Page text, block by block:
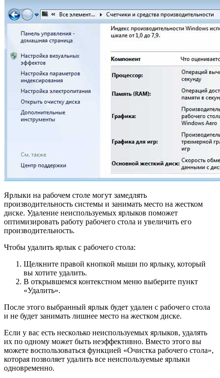
Ярлыки на рабочем столе могут замедлять
производительность системы и занимать место на жестком
диске. Удаление неиспользуемых ярлыков поможет
оптимизировать работу рабочего стола и увеличить его
производительность.
Чтобы удалить ярлык с рабочего стола:
Щелкните правой кнопкой мыши по ярлыку, который
вы хотите удалить.
В открывшемся контекстном меню выберите пункт
«Удалить».
После этого выбранный ярлык будет удален с рабочего стола
и не будет занимать лишнее место на жестком диске.
Если у вас есть несколько неиспользуемых ярлыков, удалять
их по одному может быть неэффективно. Вместо этого вы
можете воспользоваться функцией «Очистка рабочего стола»,
которая позволяет удалить все неиспользуемые ярлыки
одновременно.